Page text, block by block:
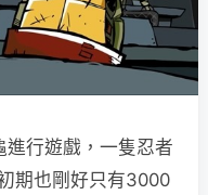
行遊戲，一隻忍者
期也剛好只有3000